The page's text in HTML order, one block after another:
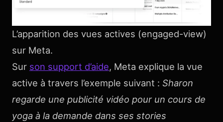
L’apparition des vues actives (engaged-view)
sur Meta.
Sur son support d’aide, Meta explique la vue
active à travers l’exemple suivant : Sharon
regarde une publicité vidéo pour un cours de
yoga à la demande dans ses stories